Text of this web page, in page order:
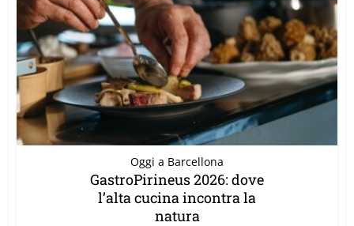
Oggi a Barcellona
GastroPirineus 2026: dove
l’alta cucina incontra la
natura